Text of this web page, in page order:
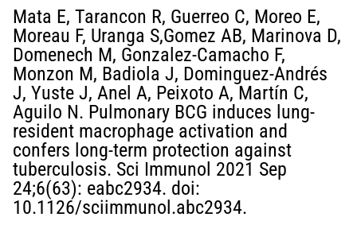
Mata E, Tarancon R, Guerreo C, Moreo E,
Moreau F, Uranga S,Gomez AB, Marinova D,
Domenech M, Gonzalez-Camacho F,
Monzon M, Badiola J, Dominguez-Andrés
J, Yuste J, Anel A, Peixoto A, Martín C,
Aguilo N. Pulmonary BCG induces lung-
resident macrophage activation and
confers long-term protection against
tuberculosis. Sci Immunol 2021 Sep
24;6(63): eabc2934. doi:
10.1126/sciimmunol.abc2934.